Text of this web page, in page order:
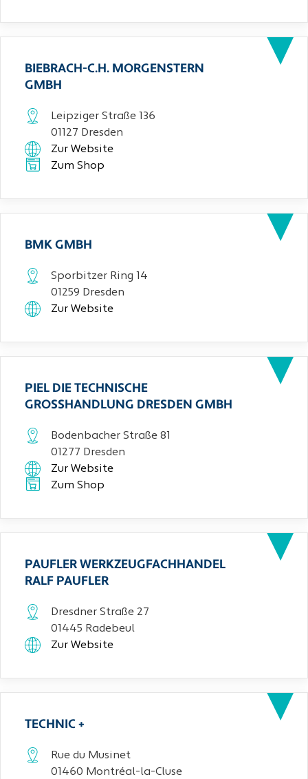
BIEBRACH-C.H. MORGENSTERN
GMBH
Leipziger Straße 136
01127 Dresden
Zur Website
Zum Shop
BMK GMBH
Sporbitzer Ring 14
01259 Dresden
Zur Website
PIEL DIE TECHNISCHE
GROSSHANDLUNG DRESDEN GMBH
Bodenbacher Straße 81
01277 Dresden
Zur Website
Zum Shop
PAUFLER WERKZEUGFACHHANDEL
RALF PAUFLER
Dresdner Straße 27
01445 Radebeul
Zur Website
TECHNIC +
Rue du Musinet
01460 Montréal-la-Cluse